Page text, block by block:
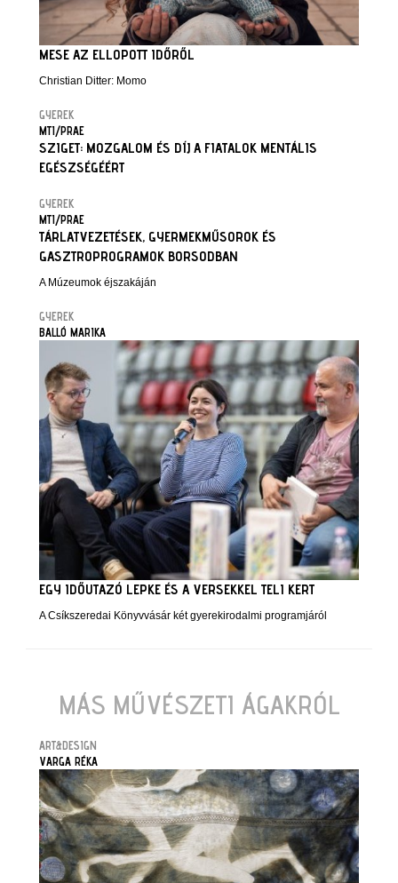
MESE AZ ELLOPOTT IDŐRŐL
Christian Ditter: Momo
GYEREK
MTI/PRAE
SZIGET: MOZGALOM ÉS DÍJ A FIATALOK MENTÁLIS
EGÉSZSÉGÉÉRT
GYEREK
MTI/PRAE
TÁRLATVEZETÉSEK, GYERMEKMŰSOROK ÉS
GASZTROPROGRAMOK BORSODBAN
A Múzeumok éjszakáján
GYEREK
BALLÓ MARIKA
EGY IDŐUTAZÓ LEPKE ÉS A VERSEKKEL TELI KERT
A Csíkszeredai Könyvvásár két gyerekirodalmi programjáról
MÁS MŰVÉSZETI ÁGAKRÓL
ART&DESIGN
VARGA RÉKA